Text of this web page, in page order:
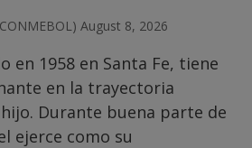
August 8, 2026
en 1958 en Santa Fe, tiene
en la trayectoria
Durante buena parte de
ejerce como su